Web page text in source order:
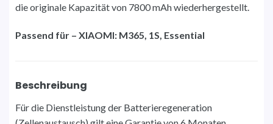
die originale Kapazität von 7800 mAh wiederhergestellt.
Passend für – XIAOMI: M365, 1S, Essential
Beschreibung
Für die Dienstleistung der Batterieregeneration